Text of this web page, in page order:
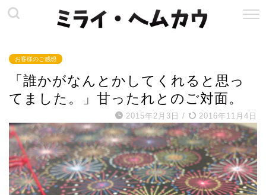
お客様のご感想
「誰かがなんとかしてくれると思っ
てました。」甘ったれとのご対面。
2015年2月3日 / 2016年11月4日